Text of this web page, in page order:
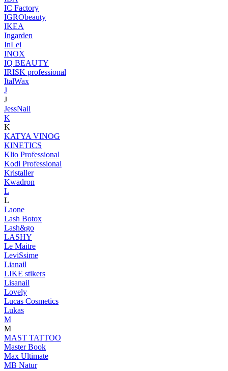
IC Factory
IGRObeauty
IKEA
Ingarden
InLei
INOX
IQ BEAUTY
IRISK professional
ItalWax
J
J
JessNail
K
K
KATYA VINOG
KINETICS
Klio Professional
Kodi Professional
Kristaller
Kwadron
L
L
Laone
Lash Botox
Lash&go
LASHY
Le Maitre
LeviSsime
Lianail
LIKE stikers
Lisanail
Lovely
Lucas Cosmetics
Lukas
M
M
MAST TATTOO
Master Book
Max Ultimate
MB Natur